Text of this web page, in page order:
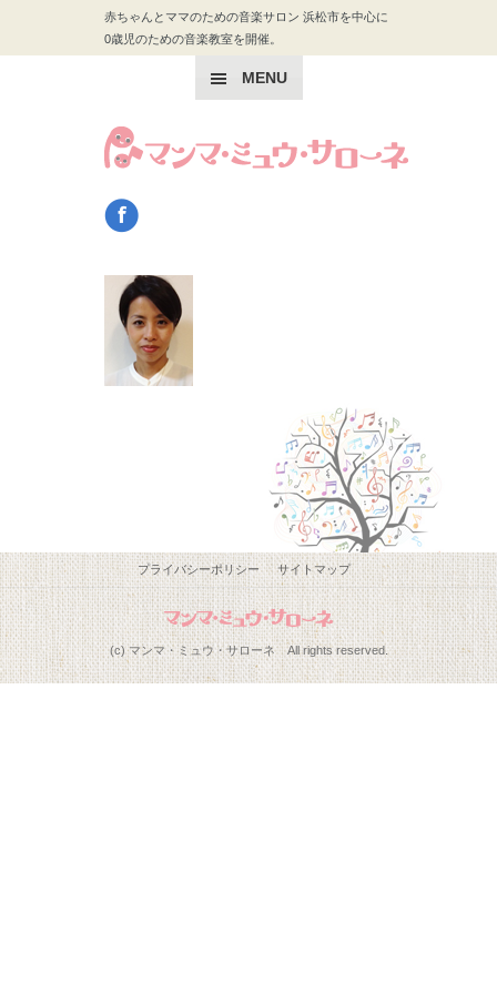
赤ちゃんとママのための音楽サロン 浜松市を中心に
0歳児のための音楽教室を開催。
MENU
プライバシーポリシー サイトマップ
(c) マンマ・ミュウ・サローネ All rights reserved.